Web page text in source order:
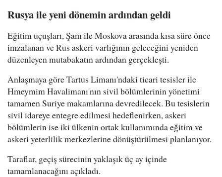
Rusya ile yeni dönemin ardından geldi
Eğitim uçuşları, Şam ile Moskova arasında kısa süre önce
imzalanan ve Rus askeri varlığının geleceğini yeniden
düzenleyen mutabakatın ardından gerçekleşti.
Anlaşmaya göre Tartus Limanı'ndaki ticari tesisler ile
Hmeymim Havalimanı'nın sivil bölümlerinin yönetimi
tamamen Suriye makamlarına devredilecek. Bu tesislerin
sivil idareye entegre edilmesi hedeflenirken, askeri
bölümlerin ise iki ülkenin ortak kullanımında eğitim ve
askeri yeterlilik merkezlerine dönüştürülmesi planlanıyor.
Taraflar, geçiş sürecinin yaklaşık üç ay içinde
tamamlanacağını açıkladı.